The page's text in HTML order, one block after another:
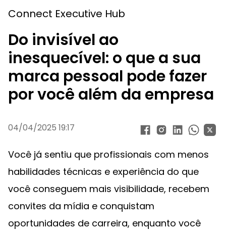
Connect Executive Hub
Do invisível ao
inesquecível: o que a sua
marca pessoal pode fazer
por você além da empresa
04/04/2025 19:17
Você já sentiu que profissionais com menos
habilidades técnicas e experiência do que
você conseguem mais visibilidade, recebem
convites da mídia e conquistam
oportunidades de carreira, enquanto você